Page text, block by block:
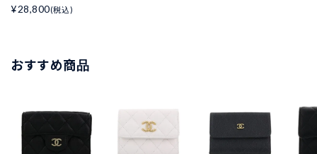
¥28,800(税込)
おすすめ商品